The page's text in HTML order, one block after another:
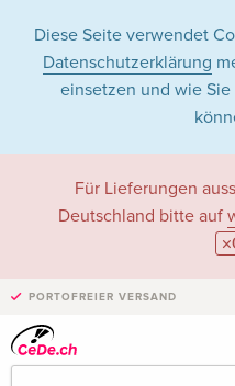
Diese Seite verwendet
Datenschutzerklärung
einsetzen und wie
Für Lieferungen
Deutschland bitte auf
PORTOFREIER VERSAND
R3hab
Alle
Alben mit Songs von